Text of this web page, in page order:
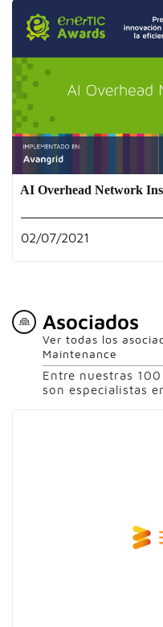
AI Overhead Network
02/07/2021
Asociados
Ver todas los
Maintenance
Entre nuestras
son especialistas